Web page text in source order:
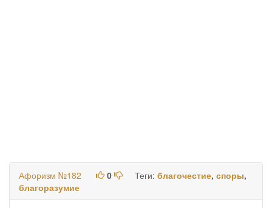
Афоризм №182 0 Теги: благочестие, споры,
благоразумие